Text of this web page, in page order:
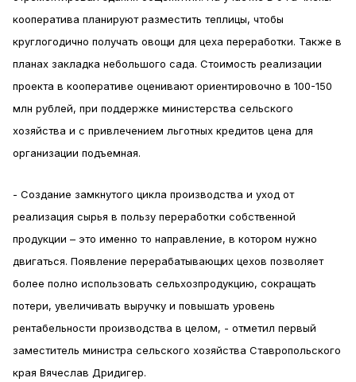
кооператива планируют разместить теплицы, чтобы
круглогодично получать овощи для цеха переработки. Также в
планах закладка небольшого сада. Стоимость реализации
проекта в кооперативе оценивают ориентировочно в 100-150
млн рублей, при поддержке министерства сельского
хозяйства и с привлечением льготных кредитов цена для
организации подъемная.
- Создание замкнутого цикла производства и уход от
реализация сырья в пользу переработки собственной
продукции – это именно то направление, в котором нужно
двигаться. Появление перерабатывающих цехов позволяет
более полно использовать сельхозпродукцию, сокращать
потери, увеличивать выручку и повышать уровень
рентабельности производства в целом, - отметил первый
заместитель министра сельского хозяйства Ставропольского
края Вячеслав Дридигер.